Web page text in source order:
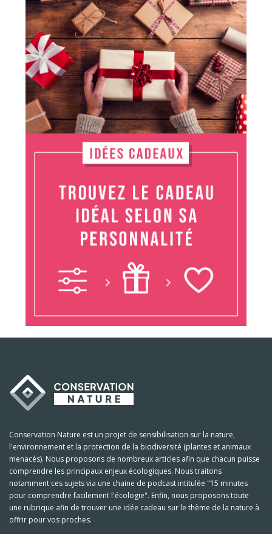
Conservation Nature est un projet de sensibilisation sur la nature,
l'environnement et la protection de la biodiversité (plantes et animaux
menacés). Nous proposons de nombreux articles afin que chacun puisse
comprendre les principaux enjeux écologiques. Nous traitons
notamment ces sujets via une chaine de podcast intitulée "15 minutes
pour comprendre facilement l'écologie". Enfin, nous proposons toute
une rubrique afin de trouver une idée cadeau sur le thème de la nature à
offrir pour vos proches.